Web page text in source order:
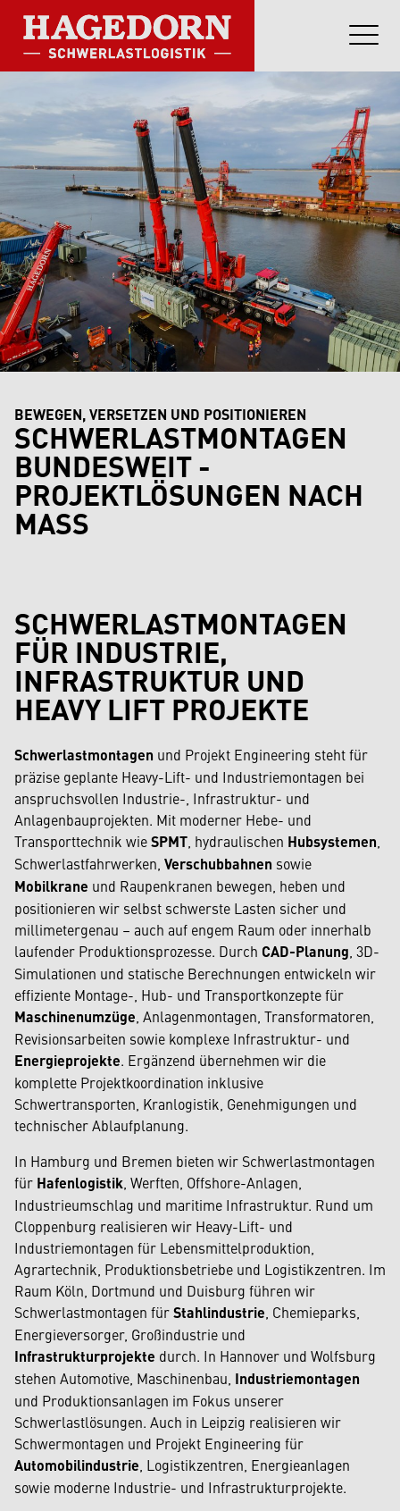
BEWEGEN, VERSETZEN UND POSITIONIEREN
SCHWERLASTMONTAGEN
BUNDESWEIT -
PROJEKTLÖSUNGEN NACH
MASS
SCHWERLASTMONTAGEN
FÜR INDUSTRIE,
INFRASTRUKTUR UND
HEAVY LIFT PROJEKTE
Schwerlastmontagen und Projekt Engineering steht für
präzise geplante Heavy-Lift- und Industriemontagen bei
anspruchsvollen Industrie-, Infrastruktur- und
Anlagenbauprojekten. Mit moderner Hebe- und
Transporttechnik wieSPMT , hydraulischen Hubsystemen
Schwerlastfahrwerken, Verschubbahnen sowie
Mobilkrane und Raupenkranen bewegen, heben und
positionieren wir selbst schwerste Lasten sicher und
millimetergenau – auch auf engem Raum oder innerhalb
laufender Produktionsprozesse. Durch CAD-Planung , 3D-
Simulationen und statische Berechnungen entwickeln wir
effiziente Montage-, Hub- und Transportkonzepte für
Maschinenumzüge , Anlagenmontagen, Transformatoren,
Revisionsarbeiten sowie komplexe Infrastruktur- und
Energieprojekte. Ergänzend übernehmen wir die
komplette Projektkoordination inklusive
Schwertransporten, Kranlogistik, Genehmigungen und
technischer Ablaufplanung.
In Hamburg und Bremen bieten wir Schwerlastmontagen
für Hafenlogistik , Werften, Offshore-Anlagen,
Industrieumschlag und maritime Infrastruktur. Rund um
Cloppenburg realisieren wir Heavy-Lift- und
Industriemontagen für Lebensmittelproduktion,
Agrartechnik, Produktionsbetriebe und Logistikzentren. Im
Raum Köln, Dortmund und Duisburg führen wir
Schwerlastmontagen fürStahlindustrie , Chemieparks,
Energieversorger, Großindustrie und
Infrastrukturprojekte durch. In Hannover und Wolfsburg
stehen Automotive, Maschinenbau, Industriemontagen
und Produktionsanlagen im Fokus unserer
Schwerlastlösungen. Auch in Leipzig realisieren wir
Schwermontagen und Projekt Engineering für
Automobilindustrie , Logistikzentren, Energieanlagen
sowie moderne Industrie- und Infrastrukturprojekte.